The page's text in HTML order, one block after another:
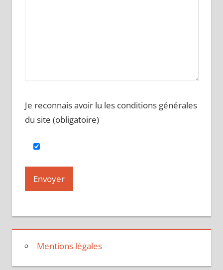
Je reconnais avoir lu les conditions générales
du site (obligatoire)
Mentions légales